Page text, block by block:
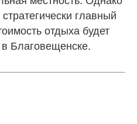
главный
отдыха будет
Благовещенске.